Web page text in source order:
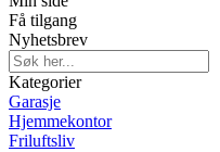
Få tilgang
Nyhetsbrev
Kategorier
Garasje
Hjemmekontor
Friluftsliv